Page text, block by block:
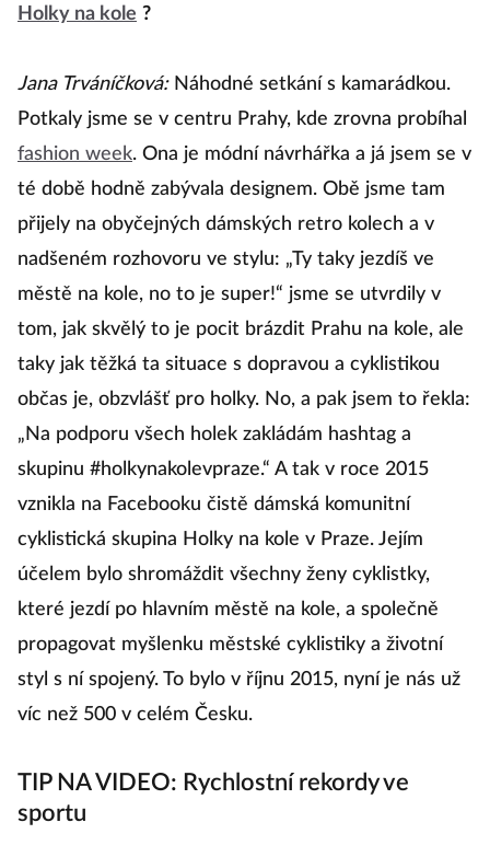
Holky na kole ?
Jana Trváníčková:Náhodné setkání s kamarádkou.
Potkaly jsme se v centru Prahy, kde zrovna probíhal
fashion week. Ona je módní návrhářka a já jsem se v
té době hodně zabývala designem. Obě jsme tam
přijely na obyčejných dámských retro kolech a v
nadšeném rozhovoru ve stylu: „Ty taky jezdíš ve
městě na kole, no to je super!“ jsme se utvrdily v
tom, jak skvělý to je pocit brázdit Prahu na kole, ale
taky jak těžká ta situace s dopravou a cyklistikou
občas je, obzvlášť pro holky. No, a pak jsem to řekla:
„Na podporu všech holek zakládám hashtag a
skupinu #holkynakolevpraze.“ A tak v roce 2015
vznikla na Facebooku čistě dámská komunitní
cyklistická skupina Holky na kole v Praze. Jejím
účelem bylo shromáždit všechny ženy cyklistky,
které jezdí po hlavním městě na kole, a společně
propagovat myšlenku městské cyklistiky a životní
styl s ní spojený. To bylo v říjnu 2015, nyní je nás už
víc než 500 v celém Česku.
TIP NA VIDEO: Rychlostní rekordy ve
sportu